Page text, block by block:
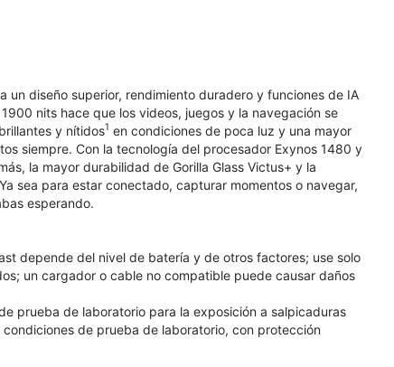
diseño superior, rendimiento duradero y funciones de IA
nits hace que los videos, juegos y la navegación se
y nítidos1 en condiciones de poca luz y una mayor
siempre. Con la tecnología del procesador Exynos 1480 y
la mayor durabilidad de Gorilla Glass Victus+ y la
sea para estar conectado, capturar momentos o navegar,
esperando.
depende del nivel de batería y de otros factores; use solo
un cargador o cable no compatible puede causar daños
prueba de laboratorio para la exposición a salpicaduras
de prueba de laboratorio, con protección